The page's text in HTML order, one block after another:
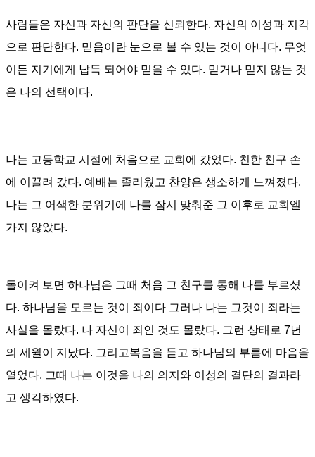
사람들은 자신과 자신의 판단을 신뢰한다. 자신의 이성과 지각
으로 판단한다. 믿음이란 눈으로 볼 수 있는 것이 아니다. 무엇
이든 지기에게 납득 되어야 믿을 수 있다. 믿거나 믿지 않는 것
은 나의 선택이다.
나는 고등학교 시절에 처음으로 교회에 갔었다. 친한 친구 손
에 이끌려 갔다. 예배는 졸리웠고 찬양은 생소하게 느껴졌다.
나는 그 어색한 분위기에 나를 잠시 맞춰준 그 이후로 교회엘
가지 않았다.
돌이켜 보면 하나님은 그때 처음 그 친구를 통해 나를 부르셨
다. 하나님을 모르는 것이 죄이다 그러나 나는 그것이 죄라는
사실을 몰랐다. 나 자신이 죄인 것도 몰랐다. 그런 상태로 7년
의 세월이 지났다. 그리고복음을 듣고 하나님의 부름에 마음을
열었다. 그때 나는 이것을 나의 의지와 이성의 결단의 결과라
고 생각하였다.